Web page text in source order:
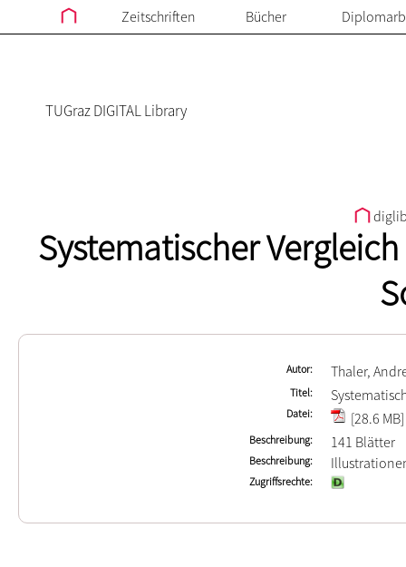
Zeitschriften Bücher
TUGraz DIGITAL Library
Systematischer
Autor Thaler,
Titel
Datei [28.6 MB]
Beschreibung 141 Blätter
Beschreibung
Zugriffsrechte